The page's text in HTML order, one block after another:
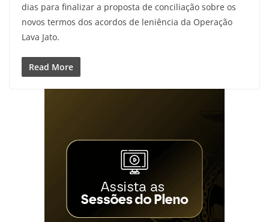
dias para finalizar a proposta de conciliação sobre os
novos termos dos acordos de leniência da Operação
Lava Jato.
Read More